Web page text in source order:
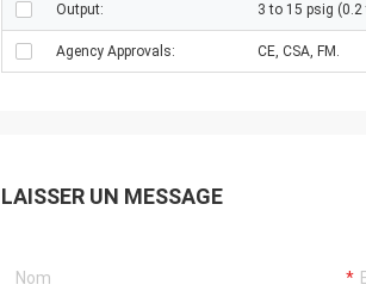
Output: 3 to 15 psig
Agency Approvals: CE, CSA, FM.
LAISSER UN MESSAGE